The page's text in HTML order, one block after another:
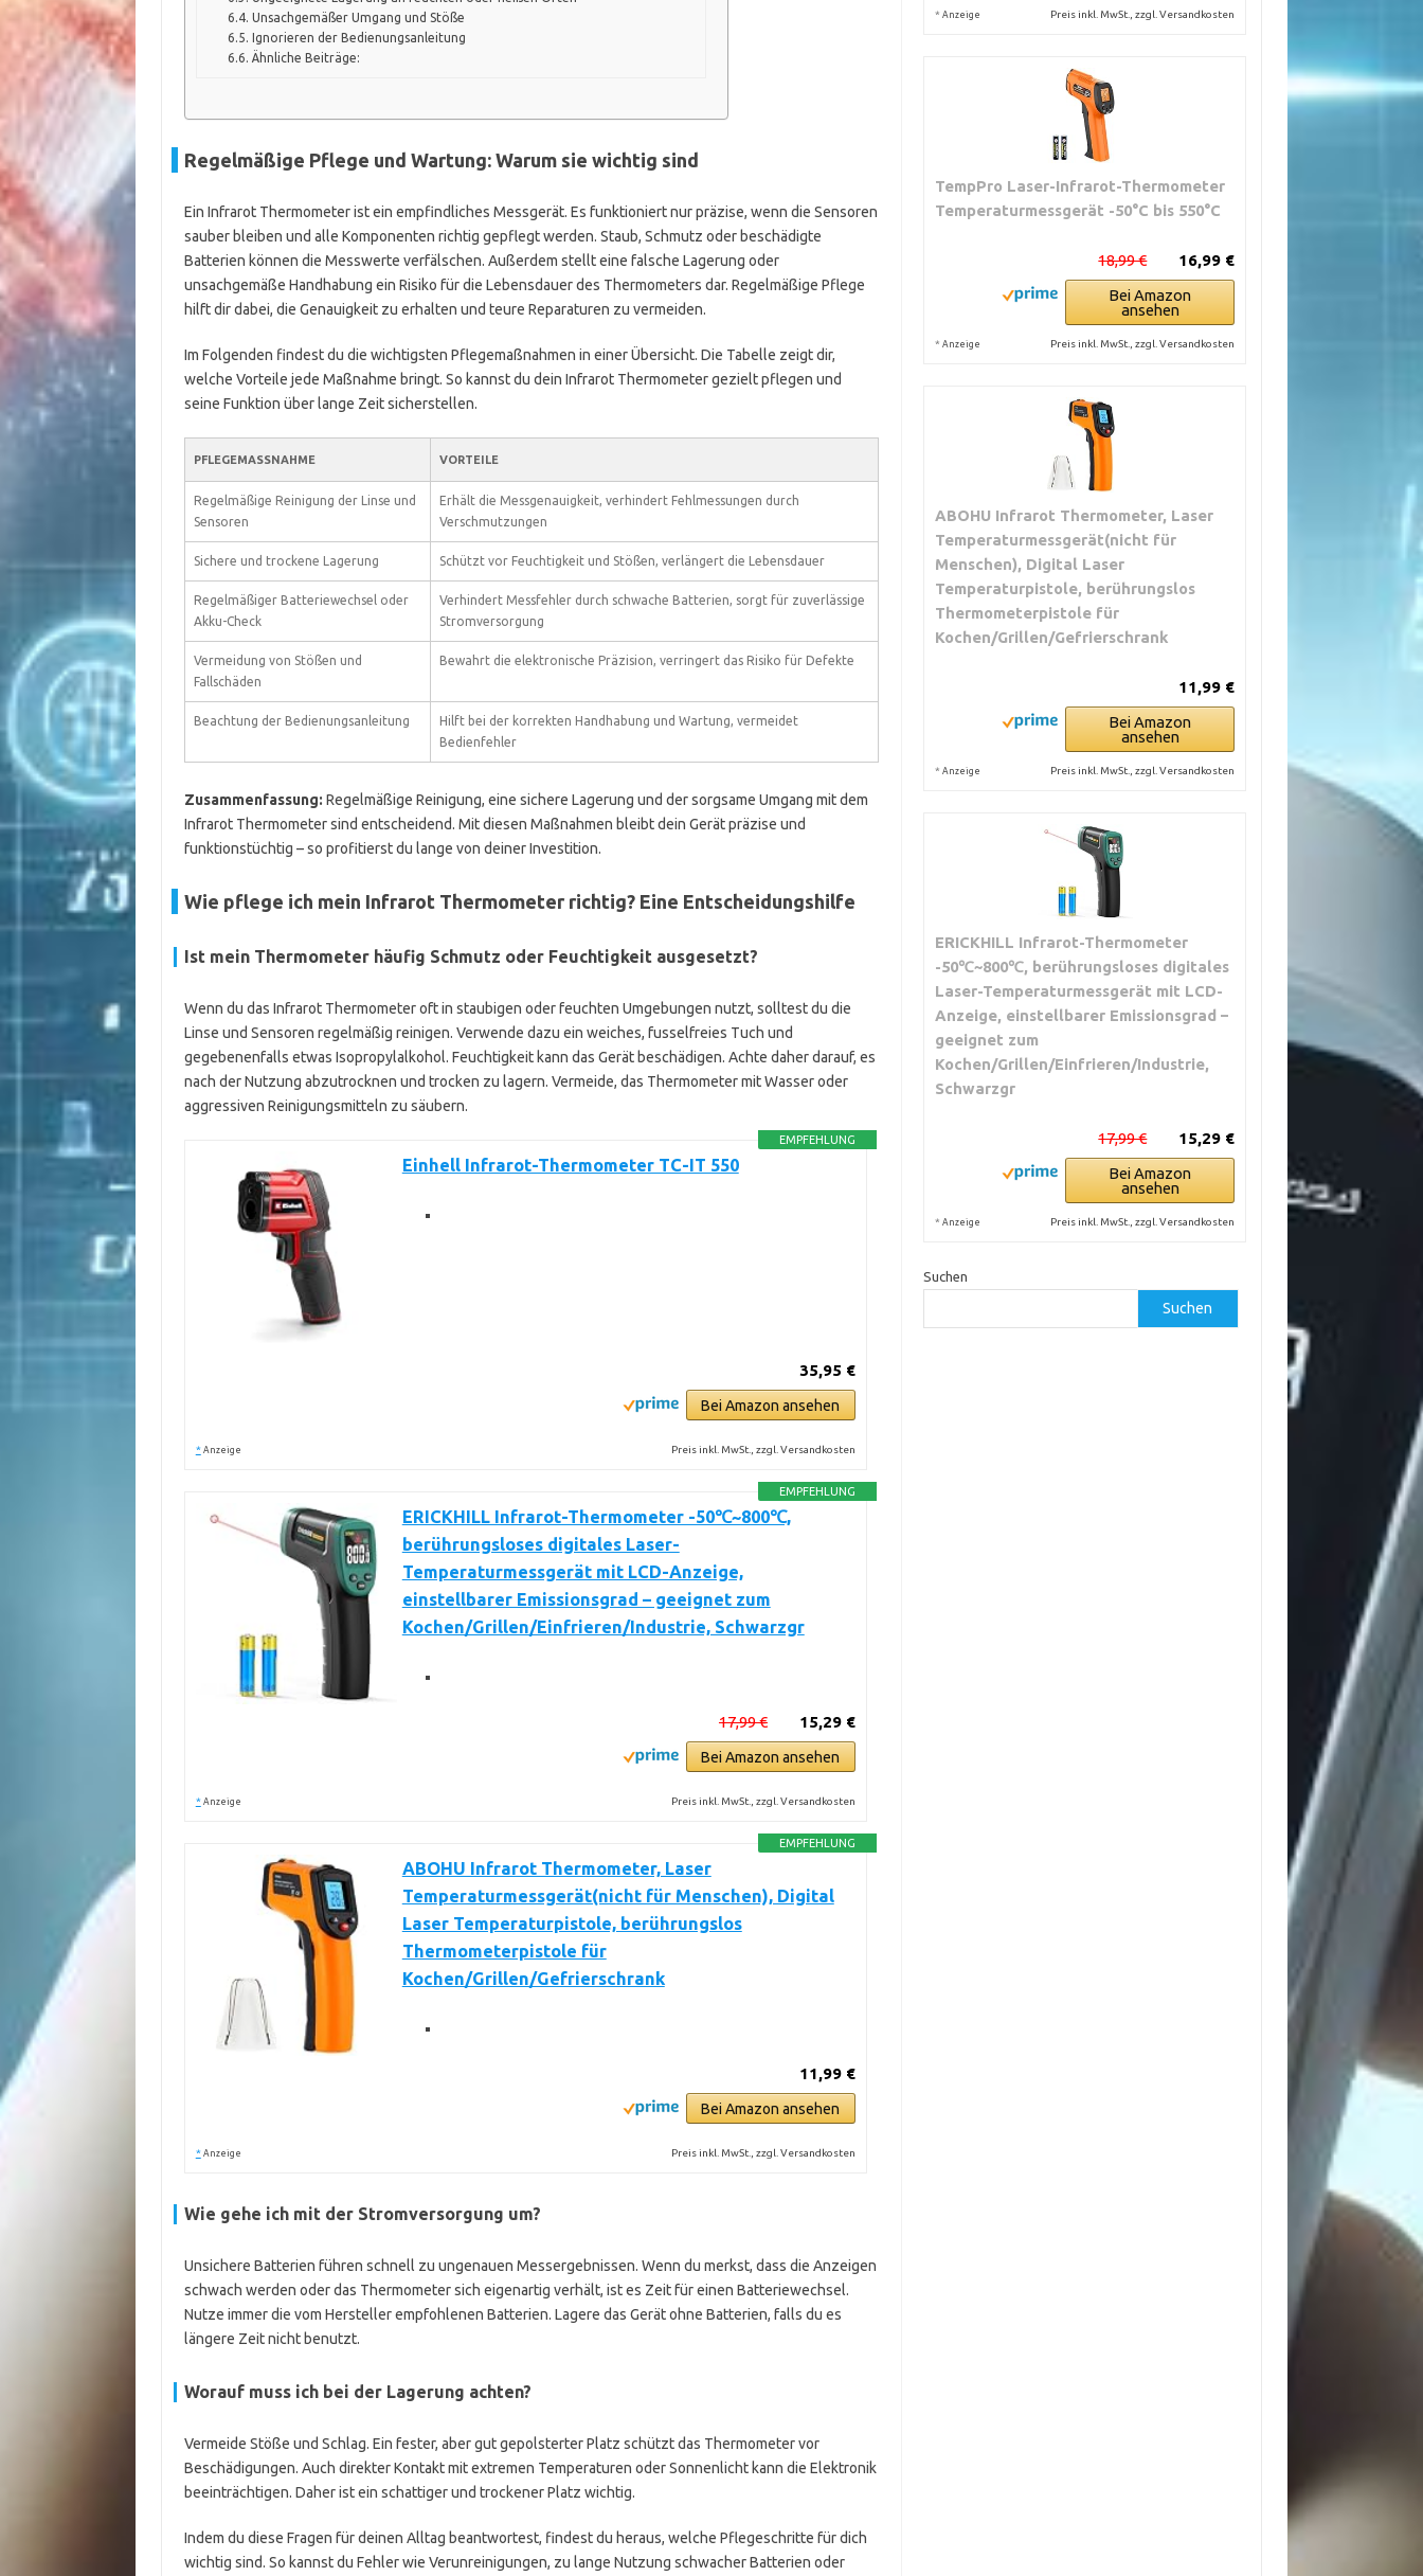
Unsachgemäßer Umgang und Stöße
Ignorieren der Bedienungsanleitung
Ähnliche Beiträge:
Regelmäßige Pflege und Wartung: Warum sie wichtig sind
Ein Infrarot Thermometer ist ein empfindliches Messgerät. Es funktioniert nur präzise, wenn die Sensoren
sauber bleiben und alle Komponenten richtig gepflegt werden. Staub, Schmutz oder beschädigte
Batterien können die Messwerte verfälschen. Außerdem stellt eine falsche Lagerung oder
unsachgemäße Handhabung ein Risiko für die Lebensdauer des Thermometers dar. Regelmäßige Pflege
hilft dir dabei, die Genauigkeit zu erhalten und teure Reparaturen zu vermeiden.
Im Folgenden findest du die wichtigsten Pflegemaßnahmen in einer Übersicht. Die Tabelle zeigt dir,
welche Vorteile jede Maßnahme bringt. So kannst du dein Infrarot Thermometer gezielt pflegen und
seine Funktion über lange Zeit sicherstellen.
PFLEGEMASSNAHME VORTEILE
Regelmäßige Reinigung der Linse und
Sensoren
Erhält die Messgenauigkeit, verhindert Fehlmessungen durch
Verschmutzungen
Sichere und trockene Lagerung Schützt vor Feuchtigkeit und Stößen, verlängert die Lebensdauer
Regelmäßiger Batteriewechsel oder
Akku-Check
Verhindert Messfehler durch schwache Batterien, sorgt für zuverlässige
Stromversorgung
Vermeidung von Stößen und
Fallschäden
Bewahrt die elektronische Präzision, verringert das Risiko für Defekte
Beachtung der Bedienungsanleitung
Hilft bei der korrekten Handhabung und Wartung, vermeidet
Bedienfehler
Zusammenfassung: Regelmäßige Reinigung, eine sichere Lagerung und der sorgsame Umgang mit dem
Infrarot Thermometer sind entscheidend. Mit diesen Maßnahmen bleibt dein Gerät präzise und
funktionstüchtig – so profitierst du lange von deiner Investition.
Wie pflege ich mein Infrarot Thermometer richtig? Eine Entscheidungshilfe
Ist mein Thermometer häufig Schmutz oder Feuchtigkeit ausgesetzt?
Wenn du das Infrarot Thermometer oft in staubigen oder feuchten Umgebungen nutzt, solltest du die
Linse und Sensoren regelmäßig reinigen. Verwende dazu ein weiches, fusselfreies Tuch und
gegebenenfalls etwas Isopropylalkohol. Feuchtigkeit kann das Gerät beschädigen. Achte daher darauf, es
nach der Nutzung abzutrocknen und trocken zu lagern. Vermeide, das Thermometer mit Wasser oder
aggressiven Reinigungsmitteln zu säubern.
EMPFEHLUNG
Einhell Infrarot-Thermometer TC-IT 550
35,95 €
Bei Amazon ansehen
* Anzeige Preis inkl. MwSt., zzgl. Versandkosten
EMPFEHLUNG
ERICKHILL Infrarot-Thermometer -50℃~800℃,
berührungsloses digitales Laser-
Temperaturmessgerät mit LCD-Anzeige,
einstellbarer Emissionsgrad – geeignet zum
Kochen/Grillen/Einfrieren/Industrie, Schwarzgr
15,29 €
17,99 €
Bei Amazon ansehen
* Anzeige Preis inkl. MwSt., zzgl. Versandkosten
EMPFEHLUNG
ABOHU Infrarot Thermometer, Laser
Temperaturmessgerät(nicht für Menschen), Digital
Laser Temperaturpistole, berührungslos
Thermometerpistole für
Kochen/Grillen/Gefrierschrank
11,99 €
Bei Amazon ansehen
* Anzeige Preis inkl. MwSt., zzgl. Versandkosten
Wie gehe ich mit der Stromversorgung um?
Unsichere Batterien führen schnell zu ungenauen Messergebnissen. Wenn du merkst, dass die Anzeigen
schwach werden oder das Thermometer sich eigenartig verhält, ist es Zeit für einen Batteriewechsel.
Nutze immer die vom Hersteller empfohlenen Batterien. Lagere das Gerät ohne Batterien, falls du es
längere Zeit nicht benutzt.
Worauf muss ich bei der Lagerung achten?
Vermeide Stöße und Schlag. Ein fester, aber gut gepolsterter Platz schützt das Thermometer vor
Beschädigungen. Auch direkter Kontakt mit extremen Temperaturen oder Sonnenlicht kann die Elektronik
beeinträchtigen. Daher ist ein schattiger und trockener Platz wichtig.
Indem du diese Fragen für deinen Alltag beantwortest, findest du heraus, welche Pflegeschritte für dich
wichtig sind. So kannst du Fehler wie Verunreinigungen, zu lange Nutzung schwacher Batterien oder
* Anzeige Preis inkl. MwSt., zzgl. Versandkosten
TempPro Laser-Infrarot-Thermometer
Temperaturmessgerät -50°C bis 550°C
16,99 €
18,99 €
Bei Amazon
ansehen
* Anzeige Preis inkl. MwSt., zzgl. Versandkosten
ABOHU Infrarot Thermometer, Laser
Temperaturmessgerät(nicht für
Menschen), Digital Laser
Temperaturpistole, berührungslos
Thermometerpistole für
Kochen/Grillen/Gefrierschrank
11,99 €
Bei Amazon
ansehen
* Anzeige Preis inkl. MwSt., zzgl. Versandkosten
ERICKHILL Infrarot-Thermometer
-50℃~800℃, berührungsloses digitales
Laser-Temperaturmessgerät mit LCD-
Anzeige, einstellbarer Emissionsgrad –
geeignet zum
Kochen/Grillen/Einfrieren/Industrie,
Schwarzgr
15,29 €
17,99 €
Bei Amazon
ansehen
* Anzeige Preis inkl. MwSt., zzgl. Versandkosten
Suchen
Suchen